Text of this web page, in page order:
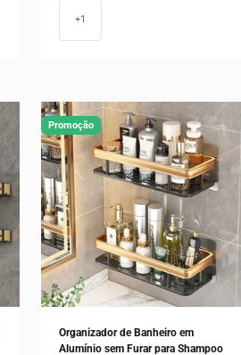
+1
Promoção
Organizador de Banheiro em
Alumínio sem Furar para Shampoo